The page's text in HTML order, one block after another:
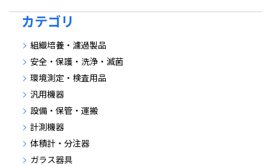
カテゴリ
組織培養・濾過製品
安全・保護・洗浄・滅菌
環境測定・検査用品
汎用機器
設備・保管・運搬
計測機器
体積計・分注器
ガラス器具